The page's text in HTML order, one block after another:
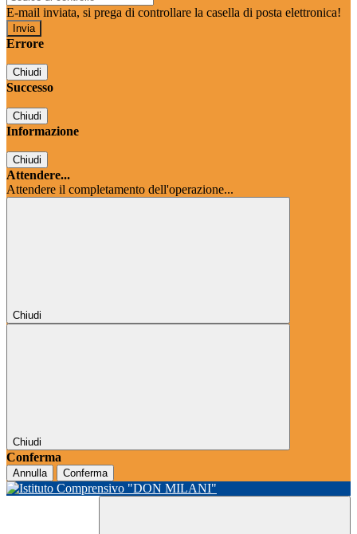
E-mail inviata, si prega di controllare la casella di posta elettronica!
Errore
Chiudi
Successo
Chiudi
Informazione
Chiudi
Attendere...
Attendere il completamento dell'operazione...
Chiudi
Chiudi
Conferma
Annulla Conferma